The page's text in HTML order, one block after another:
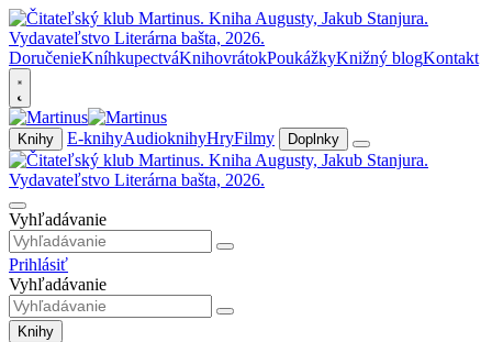
DoručenieKníhkupectváKnihovrátokPoukážkyKnižný blogKontakt
Knihy E-knihyAudioknihyHryFilmy Doplnky
Vyhľadávanie
Prihlásiť
Vyhľadávanie
Knihy